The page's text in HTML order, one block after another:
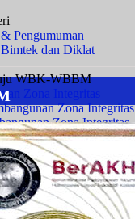
Pengumuman
dan Diklat
WBK-WBBM
Zona Integritas
Zona Integritas
Zona Integritas
& Alamat